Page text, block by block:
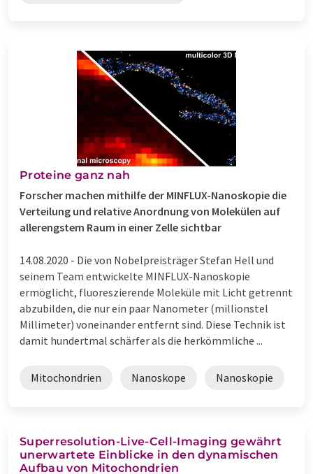
Proteine ganz nah
Forscher machen mithilfe der MINFLUX-Nanoskopie die
Verteilung und relative Anordnung von Molekülen auf
allerengstem Raum in einer Zelle sichtbar
14.08.2020 - Die von Nobelpreisträger Stefan Hell und
seinem Team entwickelte MINFLUX-Nanoskopie
ermöglicht, fluoreszierende Moleküle mit Licht getrennt
abzubilden, die nur ein paar Nanometer (millionstel
Millimeter) voneinander entfernt sind. Diese Technik ist
damit hundertmal schärfer als die herkömmliche ...
Mitochondrien Nanoskope Nanoskopie
Superresolution-Live-Cell-Imaging gewährt
unerwartete Einblicke in den dynamischen
Aufbau von Mitochondrien